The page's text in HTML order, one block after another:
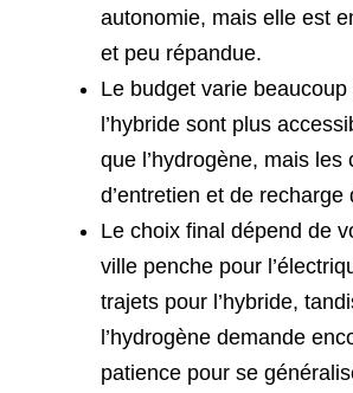
autonomie, mais elle est
et peu répandue.
Le budget varie beaucoup
l’hybride sont plus
que l’hydrogène, mais les
d’entretien et de recharge
Le choix final dépend de
ville penche pour
trajets pour l’hybride,
l’hydrogène demande
patience pour se